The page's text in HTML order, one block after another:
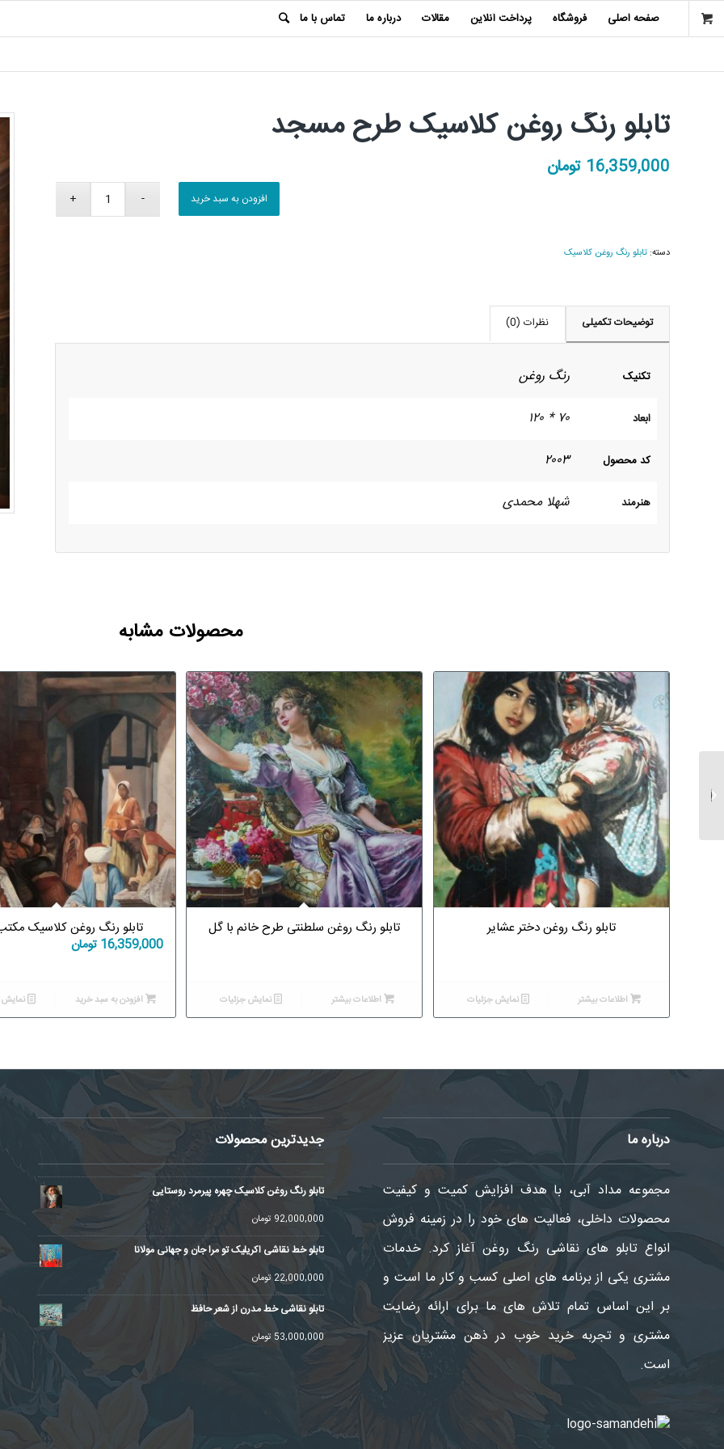
صفحه اصلی فروشگاه پرداخت آنلاین مقالات درباره ما تماس با ما
تابلو رنگ روغن کلاسیک طرح مسجد
16,359,000 تومان
افزودن به سبد خرید
دسته: تابلو رنگ روغن کلاسیک
توضیحات تکمیلی نظرات (0)
تکنیک رنگ روغن
ابعاد ۷۰ * ۱۲۰
کد محصول ۲۰۰۳
هنرمند شهلا محمدی
محصولات مشابه
تابلو رنگ روغن دختر عشایر
اطلاعات بیشتر نمایش جزئیات
تابلو رنگ روغن سلطنتی طرح خانم با گل
اطلاعات بیشتر نمایش جزئیات
تابلو رنگ روغن کلاسیک
16,359,000 تومان
افزودن به سبد خرید
درباره ما
مجموعه مداد آبی، با هدف افزایش کمیت و کیفیت
محصولات داخلی، فعالیت های خود را در زمینه فروش
انواع تابلو های نقاشی رنگ روغن آغاز کرد. خدمات
مشتری یکی از برنامه های اصلی کسب و کار ما است و
بر این اساس تمام تلاش های ما برای ارائه رضایت
مشتری و تجربه خرید خوب در ذهن مشتریان عزیز
است.
جدیدترین محصولات
تابلو رنگ روغن کلاسیک چهره پیرمرد روستایی
92,000,000 تومان
تابلو خط نقاشی اکریلیک تو مرا جان و جهانی مولانا
22,000,000تومان
تابلو نقاشی خط مدرن از شعر حافظ
53,000,000 تومان
09129675901
تابلو رنگ روغن کلاسیک
نوازنده